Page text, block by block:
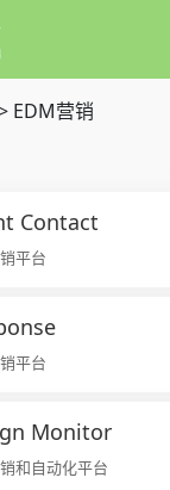
EDM营销
Contact
平台
平台
Monitor
和自动化平台